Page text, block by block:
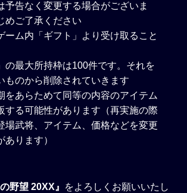
告なく変更する場合がございま
めご了承ください
ム内「ギフト」より受け取ること
の最大所持枠は100件です。それを
ものから削除されていきます
をあらためて同等の内容のアイテム
する可能性があります（再実施の際
場武将、アイテム、価格などを変更
あります）
の野望 20XX』 をよろしくお願いいたし